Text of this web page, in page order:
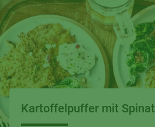
Kartoffelpuffer mit Spinat